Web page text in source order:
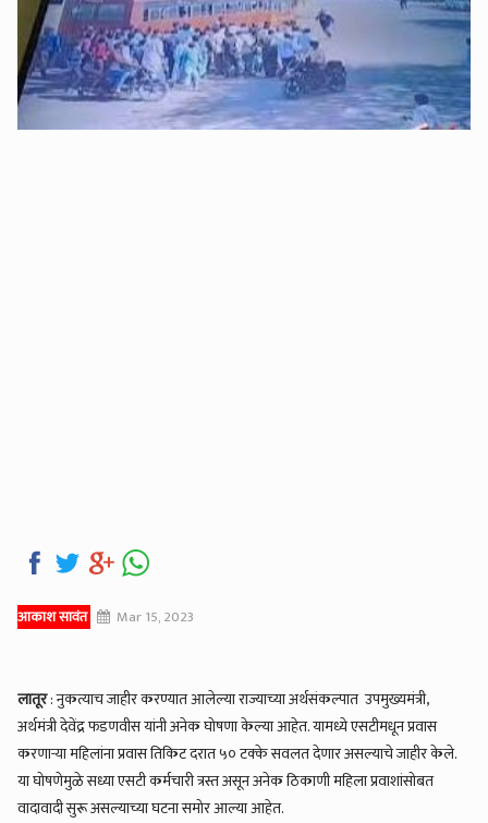
आकाश सावंत Mar 15, 2023
लातूर: नुकत्याच जाहीर करण्यात आलेल्या राज्याच्या अर्थसंकल्पात उपमुख्यमंत्री,
अर्थमंत्री देवेंद्र फडणवीस यांनी अनेक घोषणा केल्या आहेत. यामध्ये एसटीमधून प्रवास
करणाऱ्या महिलांना प्रवास तिकिट दरात ५० टक्के सवलत देणार असल्याचे जाहीर केले.
या घोषणेमुळे सध्या एसटी कर्मचारी त्रस्त असून अनेक ठिकाणी महिला प्रवाशांसोबत
वादावादी सुरू असल्याच्या घटना समोर आल्या आहेत.